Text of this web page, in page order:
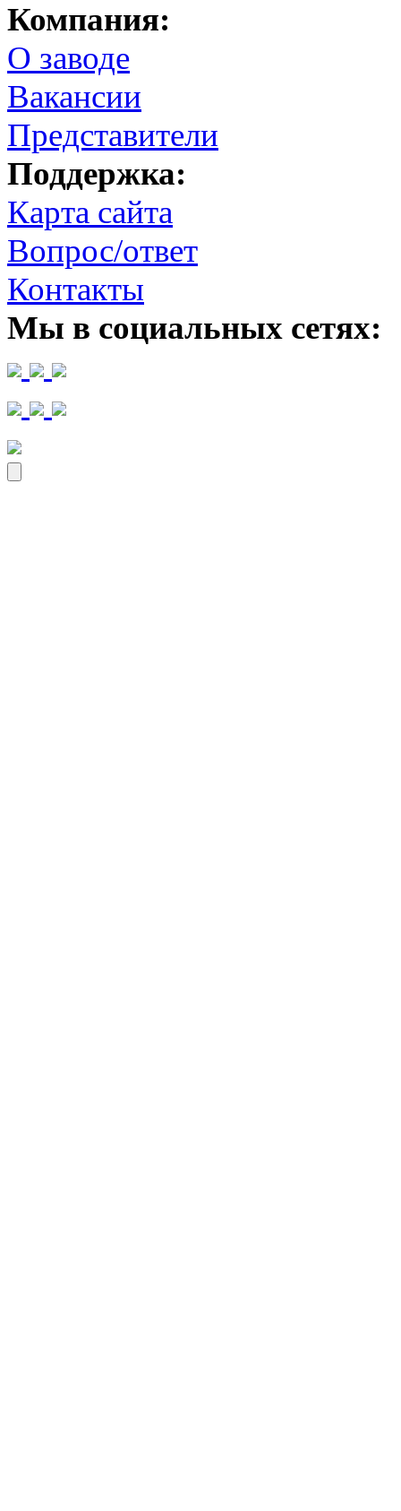
Компания:
О заводе
Вакансии
Представители
Поддержка:
Карта сайта
Вопрос/ответ
Контакты
Мы в социальных сетях: